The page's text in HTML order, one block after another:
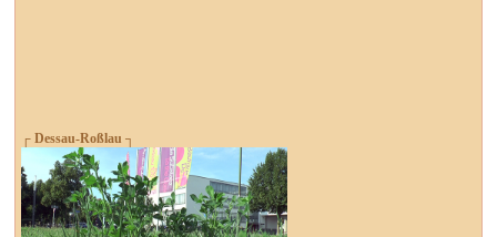
┌ Dessau-Roßlau ┐